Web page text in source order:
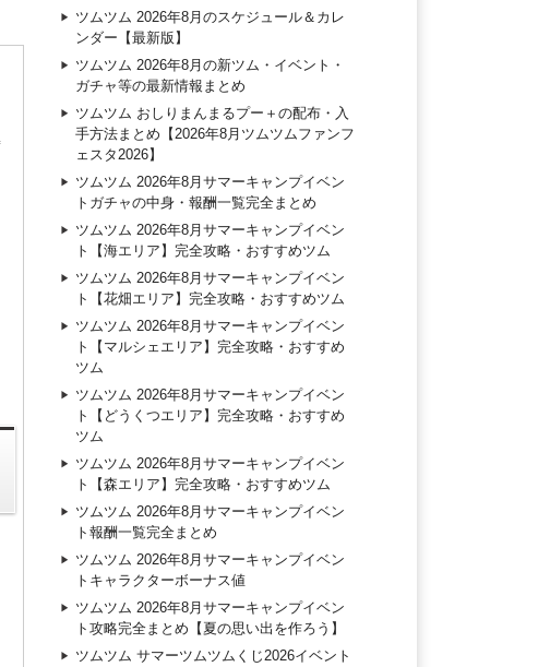
ツムツム 2026年8月のスケジュール＆カレ
ンダー【最新版】
ツムツム 2026年8月の新ツム・イベント・
ガチャ等の最新情報まとめ
ツムツム おしりまんまるプー＋の配布・入
手方法まとめ【2026年8月ツムツムファンフ
ェスタ2026】
ツムツム 2026年8月サマーキャンプイベン
トガチャの中身・報酬一覧完全まとめ
ツムツム 2026年8月サマーキャンプイベン
ト【海エリア】完全攻略・おすすめツム
ツムツム 2026年8月サマーキャンプイベン
ト【花畑エリア】完全攻略・おすすめツム
ツムツム 2026年8月サマーキャンプイベン
ト【マルシェエリア】完全攻略・おすすめ
ツム
ツムツム 2026年8月サマーキャンプイベン
ト【どうくつエリア】完全攻略・おすすめ
ツム
ツムツム 2026年8月サマーキャンプイベン
ト【森エリア】完全攻略・おすすめツム
ツムツム 2026年8月サマーキャンプイベン
ト報酬一覧完全まとめ
ツムツム 2026年8月サマーキャンプイベン
トキャラクターボーナス値
ツムツム 2026年8月サマーキャンプイベン
ト攻略完全まとめ【夏の思い出を作ろう】
ツムツム サマーツムツムくじ2026イベント